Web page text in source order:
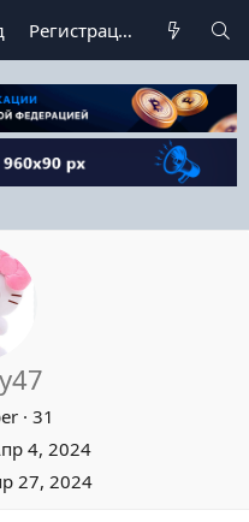
Регистрация
· 31
4, 2024
27, 2024